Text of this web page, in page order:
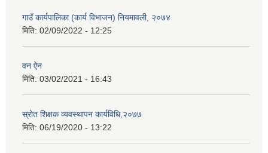
गाउँ कार्यपालिका (कार्य विभाजन) नियमावली, २०७४
मिति: 02/09/2022 - 12:25
वन ऐन
मिति: 03/02/2021 - 16:43
स्रोत शिक्षक व्यवस्थापन कार्यविधि,२०७७
मिति: 06/19/2020 - 13:22